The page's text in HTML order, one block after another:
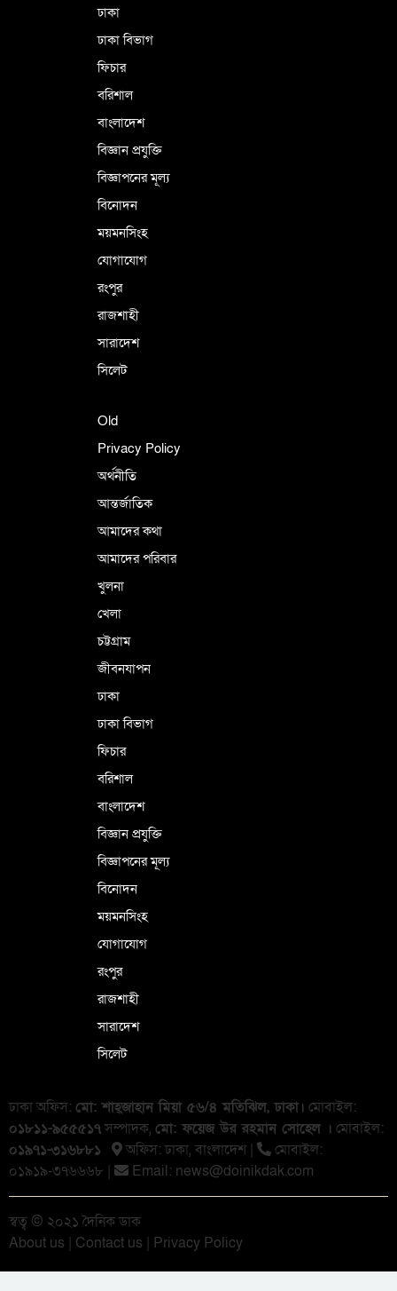
ঢাকা
ঢাকা বিভাগ
ফিচার
বরিশাল
বাংলাদেশ
বিজ্ঞান প্রযুক্তি
বিজ্ঞাপনের মূল্য
বিনোদন
ময়মনসিংহ
যোগাযোগ
রংপুর
রাজশাহী
সারাদেশ
সিলেট
Old
Privacy Policy
অর্থনীতি
আন্তর্জাতিক
আমাদের কথা
আমাদের পরিবার
খুলনা
খেলা
চট্টগ্রাম
জীবনযাপন
ঢাকা
ঢাকা বিভাগ
ফিচার
বরিশাল
বাংলাদেশ
বিজ্ঞান প্রযুক্তি
বিজ্ঞাপনের মূল্য
বিনোদন
ময়মনসিংহ
যোগাযোগ
রংপুর
রাজশাহী
সারাদেশ
সিলেট
ঢাকা অফিস: মো: শাহ্জাহান মিয়া ৫৬/৪ মতিঝিল, ঢাকা। মোবাইল:
০১৮১১-৯৫৫৫১৭সম্পাদক, মো: ফয়েজ উর রহমান সোহেল । মোবাইল:
০১৯৭১-৩১৬৮৮১
অফিস: ঢাকা, বাংলা‌দেশ |
মোবাইল:
০১৯১৯-৩৭৬৬৬৮ |
Email: news@doinikdak.com
স্বত্ব © ২০২১ দৈনিক ডাক
About us | Contact us | Privacy Policy